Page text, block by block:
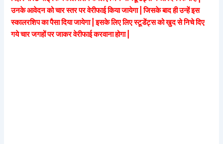
उनके आवेदन को चार स्तर पर वेरीफाई किया जायेगा | जिसके बाद ही उन्हें इस
स्कालरशिप का पैसा दिया जायेगा | इसके लिए लिए स्टूडेंट्स को खुद से निचे दिए
गये चार जगहों पर जाकर वेरीफाई करवाना होगा |